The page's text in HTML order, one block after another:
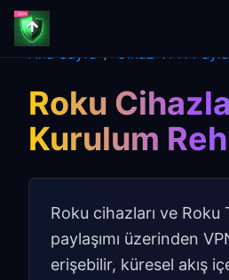
Ana Sayfa / Cihaz VPN
Roku
Kurulum
Roku cihazları ve Roku
paylaşımı üzerinden
erişebilir, küresel akış